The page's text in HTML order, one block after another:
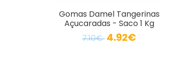
Gomas Damel Tangerinas
Açucaradas - Saco 1 Kg
7.10€ 4.92€